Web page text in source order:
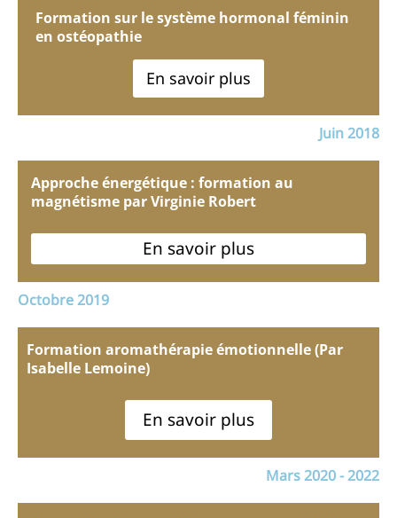
Formation sur le système hormonal féminin
en ostéopathie
En savoir plus
Juin 2018
Approche énergétique : formation au
magnétisme par Virginie Robert
En savoir plus
Formation aromathérapie émotionnelle (Par
Isabelle Lemoine)
En savoir plus
Octobre 2019
Mars 2020 - 2022